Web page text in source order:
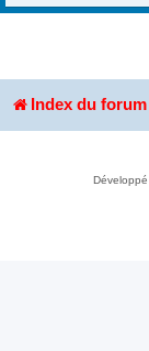
Index du forum